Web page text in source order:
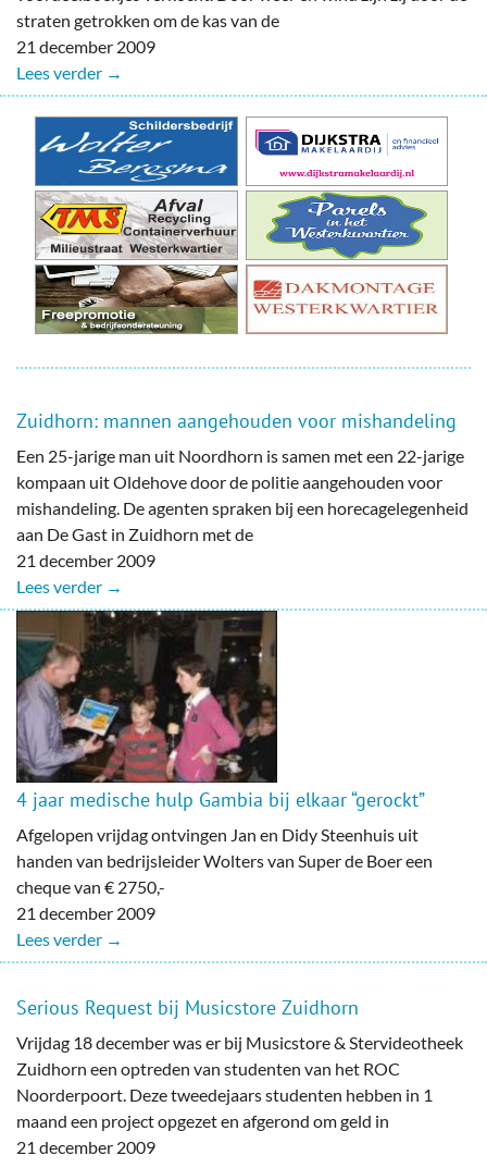
straten getrokken om de kas van de
21 december 2009
Lees verder →
Zuidhorn: mannen aangehouden voor mishandeling
Een 25-jarige man uit Noordhorn is samen met een 22-jarige
kompaan uit Oldehove door de politie aangehouden voor
mishandeling. De agenten spraken bij een horecagelegenheid
aan De Gast in Zuidhorn met de
21 december 2009
Lees verder →
4 jaar medische hulp Gambia bij elkaar “gerockt”
Afgelopen vrijdag ontvingen Jan en Didy Steenhuis uit
handen van bedrijsleider Wolters van Super de Boer een
cheque van € 2750,-
21 december 2009
Lees verder →
Serious Request bij Musicstore Zuidhorn
Vrijdag 18 december was er bij Musicstore & Stervideotheek
Zuidhorn een optreden van studenten van het ROC
Noorderpoort. Deze tweedejaars studenten hebben in 1
maand een project opgezet en afgerond om geld in
21 december 2009